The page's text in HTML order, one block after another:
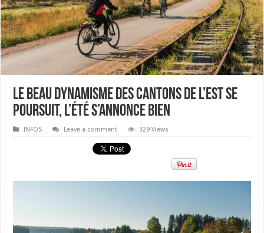
Le beau dynamisme des Cantons de l’Est se
poursuit, l’été s’annonce bien
INFOS Leave a comment 329 Views